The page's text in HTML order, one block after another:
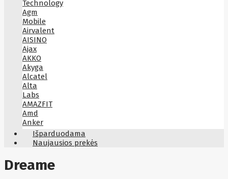
Technology
Agm
Mobile
Airvalent
AISINO
Ajax
AKKO
Akyga
Alcatel
Alta
Labs
AMAZFIT
Amd
Anker
Antec
Aoc
Apollo
Išparduodama
Naujausios prekės
Dreame